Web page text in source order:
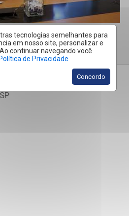
tecnologias semelhantes para
em nosso site, personalizar e
continuar navegando você
Política de Privacidade
Concordo